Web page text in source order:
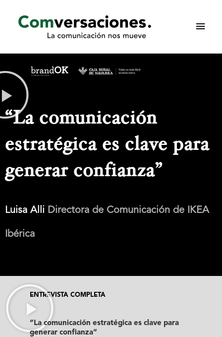
contenido
“La comunicación
estratégica es clave para
generar confianza”
Luisa Alli Directora de Comunicación de IKEA
Ibérica
ENTREVISTA COMPLETA
“La comunicación estratégica es clave para
generar confianza”